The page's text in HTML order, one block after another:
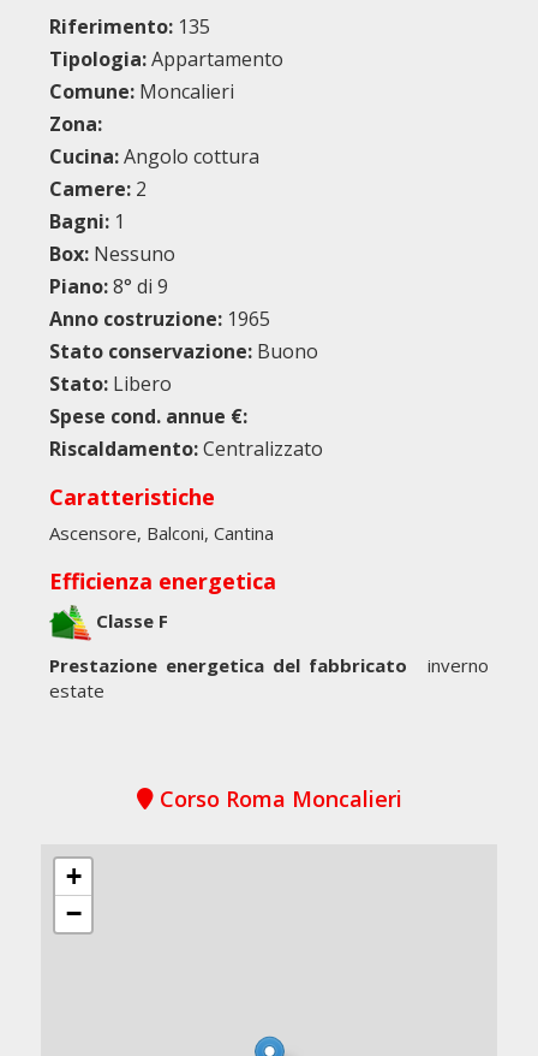
Riferimento: 135
Tipologia:Appartamento
Comune: Moncalieri
Zona:
Cucina:Angolo cottura
Camere: 2
Bagni: 1
Box: Nessuno
Piano:8° di 9
Anno costruzione: 1965
Stato conservazione: Buono
Stato: Libero
Spese cond. annue €:
Riscaldamento:Centralizzato
Caratteristiche
Ascensore, Balconi, Cantina
Efficienza energetica
Classe F
Prestazione energetica del fabbricato
inverno
estate
Corso Roma Moncalieri